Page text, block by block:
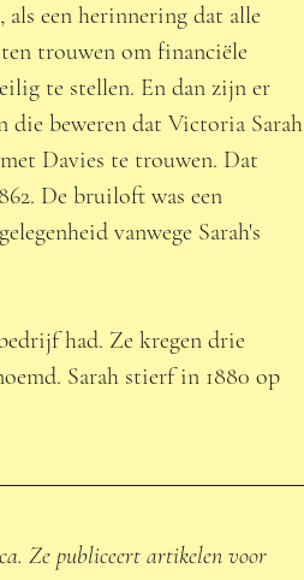
als een herinnering dat alle
trouwen om financiële
te stellen. En dan zijn er
die beweren dat Victoria Sarah
Davies te trouwen. Dat
De bruiloft was een
vanwege Sarah's
had. Ze kregen drie
Sarah stierf in 1880 op
Ze publiceert artikelen voor